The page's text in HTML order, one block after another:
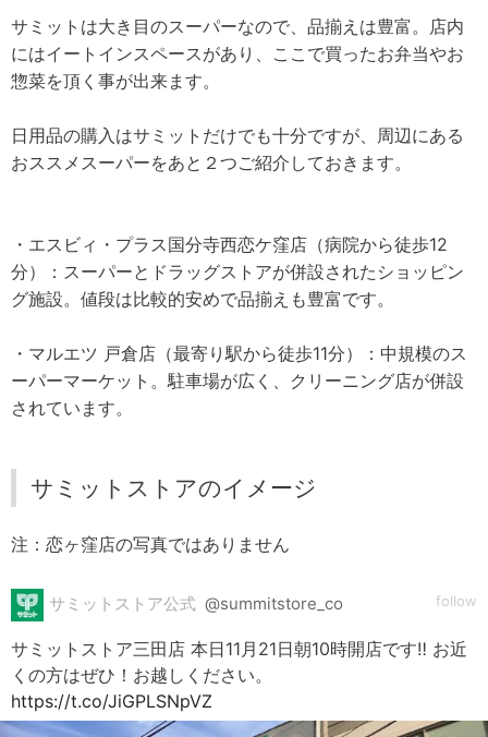
サミットは大き目のスーパーなので、品揃えは豊富。店内
にはイートインスペースがあり、ここで買ったお弁当やお
惣菜を頂く事が出来ます。
日用品の購入はサミットだけでも十分ですが、周辺にある
おススメスーパーをあと２つご紹介しておきます。
・エスビィ・プラス国分寺西恋ケ窪店（病院から徒歩12
分）：スーパーとドラッグストアが併設されたショッピン
グ施設。値段は比較的安めで品揃えも豊富です。
・マルエツ 戸倉店（最寄り駅から徒歩11分）：中規模のス
ーパーマーケット。駐車場が広く、クリーニング店が併設
されています。
サミットストアのイメージ
注：恋ヶ窪店の写真ではありません
サミットストア公式 @summitstore_co follow
サミットストア三田店 本日11月21日朝10時開店です‼️ お近
くの方はぜひ！お越しください。
https://t.co/JiGPLSNpVZ